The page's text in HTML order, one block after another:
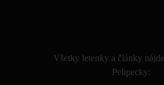
Všetky letenky a články
Pelipecky: